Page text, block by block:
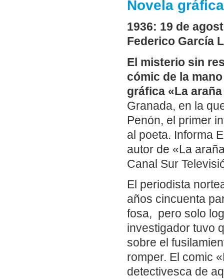
Novela
1936: 19 de
Federico García
El misterio sin
cómic de la
gráfica «La
Granada, en la
Penón, el primer
al poeta. Informa
autor de «La
Canal Sur
El periodista
años cincuenta
fosa, pero solo
investigador tuvo
sobre el
romper. El comic
detectivesca de